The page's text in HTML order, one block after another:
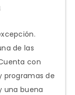
de las
con
programas de
una buena